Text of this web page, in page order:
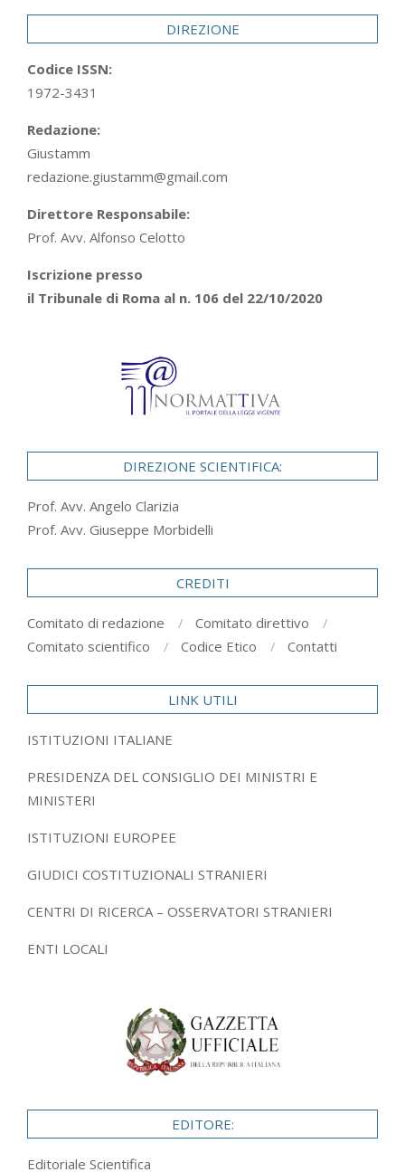
DIREZIONE
Codice ISSN:
1972-3431
Redazione:
Giustamm
redazione.giustamm@gmail.com
Direttore Responsabile:
Prof. Avv. Alfonso Celotto
Iscrizione presso
il Tribunale di Roma al n. 106 del 22/10/2020
DIREZIONE SCIENTIFICA:
Prof. Avv. Angelo Clarizia
Prof. Avv. Giuseppe Morbidelli
CREDITI
Comitato di redazione
Comitato direttivo
Comitato scientifico
Codice Etico Contatti
LINK UTILI
ISTITUZIONI ITALIANE
PRESIDENZA DEL CONSIGLIO DEI MINISTRI E
MINISTERI
ISTITUZIONI EUROPEE
GIUDICI COSTITUZIONALI STRANIERI
CENTRI DI RICERCA – OSSERVATORI STRANIERI
ENTI LOCALI
EDITORE:
Editoriale Scientifica